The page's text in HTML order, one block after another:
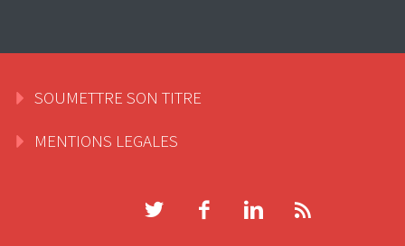
SOUMETTRE SON TITRE
MENTIONS LEGALES